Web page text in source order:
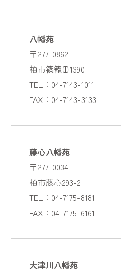
八幡苑
〒277-0862
柏市篠籠田1390
TEL：04-7143-1011
FAX：04-7143-3133
藤心八幡苑
〒277-0034
柏市藤心293-2
TEL：04-7175-8181
FAX：04-7175-6161
大津川八幡苑